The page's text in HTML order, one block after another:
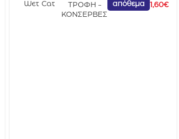
Wet Cat
ΤΡΟΦΗ -
ΚΟΝΣΕΡΒΕΣ
απόθεμα
1,60€